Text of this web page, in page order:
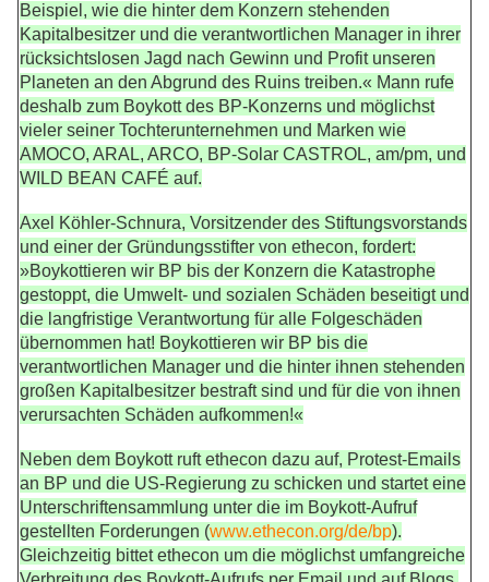
Beispiel, wie die hinter dem Konzern stehenden
Kapitalbesitzer und die verantwortlichen Manager in ihrer
rücksichtslosen Jagd nach Gewinn und Profit unseren
Planeten an den Abgrund des Ruins treiben.« Mann rufe
deshalb zum Boykott des BP-Konzerns und möglichst
vieler seiner Tochterunternehmen und Marken wie
AMOCO, ARAL, ARCO, BP-Solar CASTROL, am/pm, und
WILD BEAN CAFÉ auf.
Axel Köhler-Schnura, Vorsitzender des Stiftungsvorstands
und einer der Gründungsstifter von ethecon, fordert:
»Boykottieren wir BP bis der Konzern die Katastrophe
gestoppt, die Umwelt- und sozialen Schäden beseitigt und
die langfristige Verantwortung für alle Folgeschäden
übernommen hat! Boykottieren wir BP bis die
verantwortlichen Manager und die hinter ihnen stehenden
großen Kapitalbesitzer bestraft sind und für die von ihnen
verursachten Schäden aufkommen!«
Neben dem Boykott ruft ethecon dazu auf, Protest-Emails
an BP und die US-Regierung zu schicken und startet eine
Unterschriftensammlung unter die im Boykott-Aufruf
gestellten Forderungen (www.ethecon.org/de/bp).
Gleichzeitig bittet ethecon um die möglichst umfangreiche